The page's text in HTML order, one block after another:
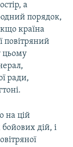
а
порядок,
країна
повітряний
цьому
ради,
на цій
дій, і